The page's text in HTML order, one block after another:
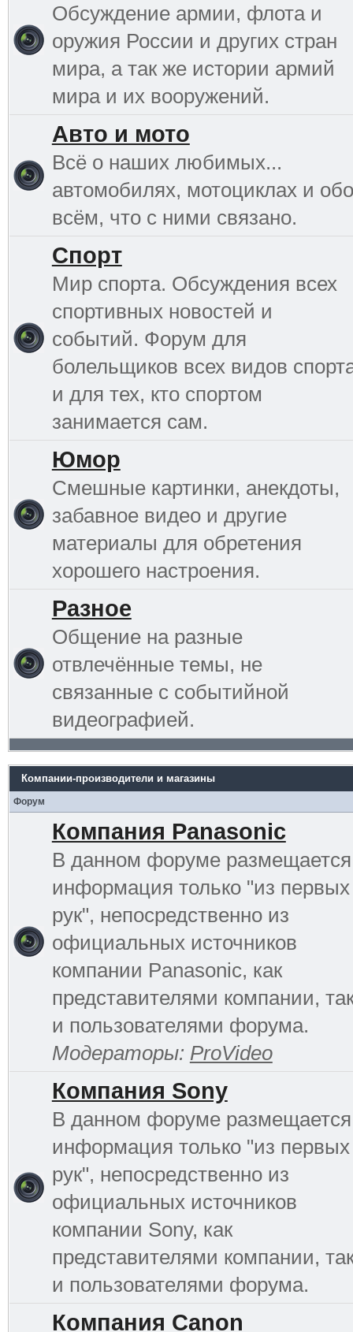
Обсуждение армии, флота и
оружия России и других стран
мира, а так же истории армий
мира и их вооружений.
Авто и мото
Всё о наших любимых...
автомобилях, мотоциклах и обо
всём, что с ними связано.
Спорт
Мир спорта. Обсуждения всех
спортивных новостей и
событий. Форум для
болельщиков всех видов
и для тех, кто спортом
занимается сам.
Юмор
Смешные картинки, анекдоты,
забавное видео и другие
материалы для обретения
хорошего настроения.
Разное
Общение на разные
отвлечённые темы, не
связанные с событийной
видеографией.
Компании-производители и магазины
Форум
Компания Panasonic
В данном форуме размещается
информация только "из первых
рук", непосредственно из
официальных источников
компании Panasonic, как
представителями компании,
и пользователями форума.
Модераторы: ProVideo
Компания Sony
В данном форуме размещается
информация только "из первых
рук", непосредственно из
официальных источников
компании Sony, как
представителями компании,
и пользователями форума.
Компания Canon